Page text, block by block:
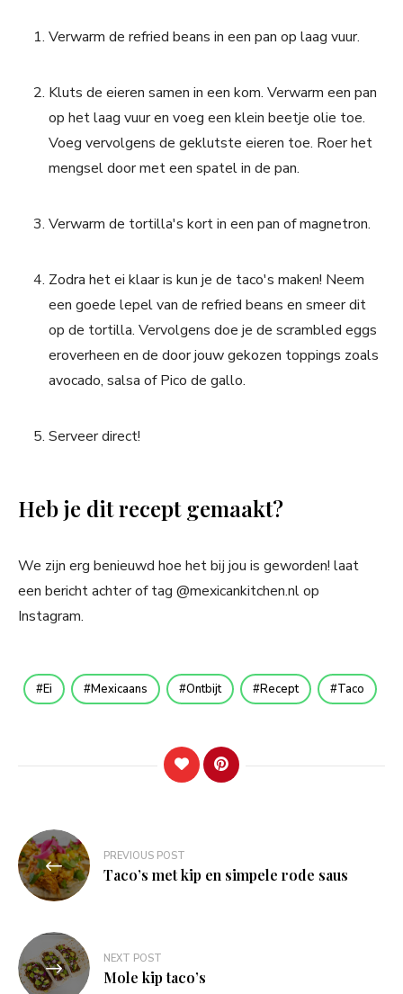
Verwarm de refried beans in een pan op laag vuur.
Kluts de eieren samen in een kom. Verwarm een pan
op het laag vuur en voeg een klein beetje olie toe.
Voeg vervolgens de geklutste eieren toe. Roer het
mengsel door met een spatel in de pan.
Verwarm de tortilla's kort in een pan of magnetron.
Zodra het ei klaar is kun je de taco's maken! Neem
een goede lepel van de refried beans en smeer dit
op de tortilla. Vervolgens doe je de scrambled eggs
eroverheen en de door jouw gekozen toppings zoals
avocado, salsa of Pico de gallo.
Serveer direct!
Heb je dit recept gemaakt?
We zijn erg benieuwd hoe het bij jou is geworden! laat
een bericht achter of tag @mexicankitchen.nl op
Instagram.
Ei Mexicaans Ontbijt Recept Taco
Bericht
navigatie
PREVIOUS POST
Taco’s met kip en simpele rode saus
NEXT POST
Mole kip taco’s